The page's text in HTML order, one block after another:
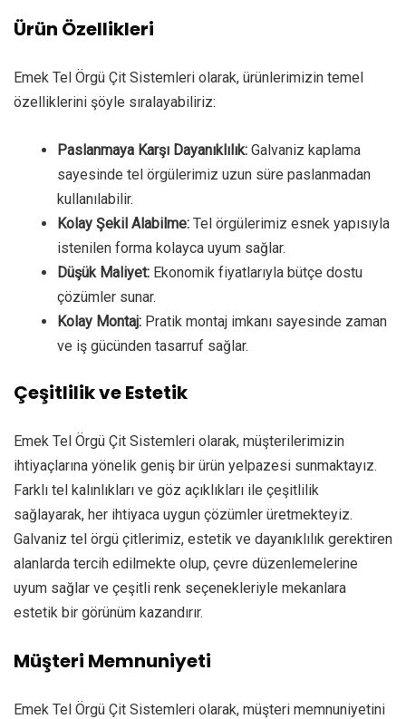
Ürün Özellikleri
Emek Tel Örgü Çit Sistemleri olarak, ürünlerimizin temel
özelliklerini şöyle sıralayabiliriz:
Paslanmaya Karşı Dayanıklılık: Galvaniz kaplama
sayesinde tel örgülerimiz uzun süre paslanmadan
kullanılabilir.
Kolay Şekil Alabilme: Tel örgülerimiz esnek yapısıyla
istenilen forma kolayca uyum sağlar.
Düşük Maliyet: Ekonomik fiyatlarıyla bütçe dostu
çözümler sunar.
Kolay Montaj: Pratik montaj imkanı sayesinde zaman
ve iş gücünden tasarruf sağlar.
Çeşitlilik ve Estetik
Emek Tel Örgü Çit Sistemleri olarak, müşterilerimizin
ihtiyaçlarına yönelik geniş bir ürün yelpazesi sunmaktayız.
Farklı tel kalınlıkları ve göz açıklıkları ile çeşitlilik
sağlayarak, her ihtiyaca uygun çözümler üretmekteyiz.
Galvaniz tel örgü çitlerimiz, estetik ve dayanıklılık gerektiren
alanlarda tercih edilmekte olup, çevre düzenlemelerine
uyum sağlar ve çeşitli renk seçenekleriyle mekanlara
estetik bir görünüm kazandırır.
Müşteri Memnuniyeti
Emek Tel Örgü Çit Sistemleri olarak, müşteri memnuniyetini